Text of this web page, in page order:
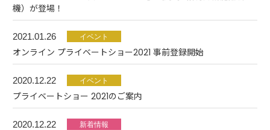
機）が登場！
2021.01.26
オンライン プライベートショー2021 事前登録開始
2020.12.22
プライベートショー 2021のご案内
2020.12.22